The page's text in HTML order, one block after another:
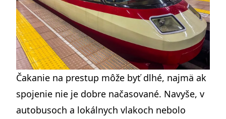
Čakanie na prestup môže byť dlhé, najmä ak
spojenie nie je dobre načasované. Navyše, v
autobusoch a lokálnych vlakoch nebolo